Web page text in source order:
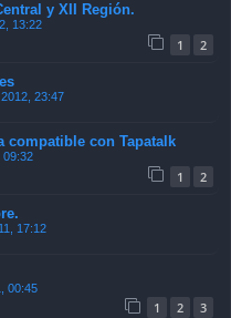
y XII Región.
13:22
1 2
23:47
compatible con Tapatalk
09:32
1 2
17:12
00:45
1 2 3